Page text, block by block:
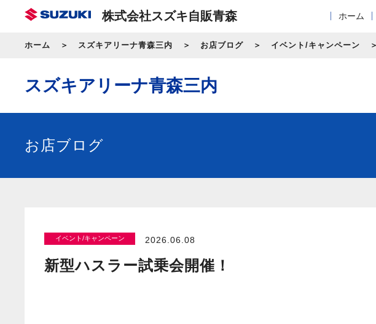
株式会社スズキ自販青森 ホーム
ホーム スズキアリーナ青森三内 お店ブログ イベント/キャンペーン
スズキアリーナ青森三内
お店ブログ
イベント/キャンペーン 2026.06.08
新型ハスラー試乗会開催！